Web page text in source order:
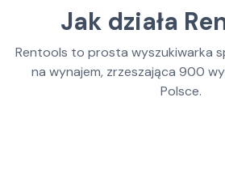
Jak działa
Rentools to prosta wyszukiwarka
na wynajem, zrzeszająca 900
Polsce.